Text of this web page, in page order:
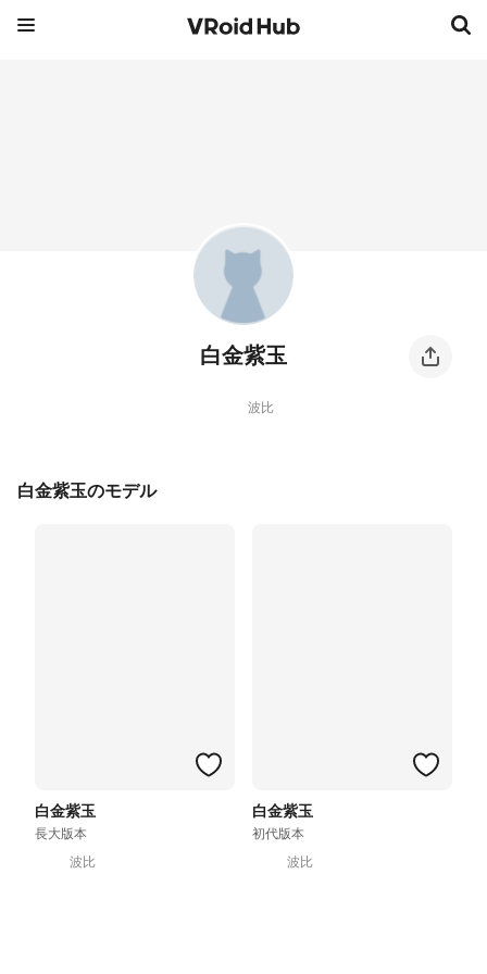
白金紫玉
波比
白金紫玉のモデル
白金紫玉
長大版本
波比
白金紫玉
初代版本
波比